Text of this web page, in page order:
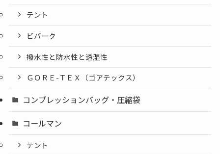
テント
ビバーク
撥水性と防水性と透湿性
ＧＯＲＥ-ＴＥＸ（ゴアテックス）
コンプレッションバッグ・圧縮袋
コールマン
テント